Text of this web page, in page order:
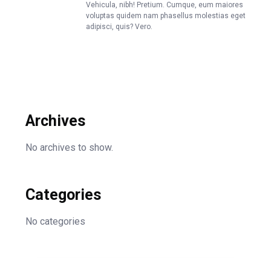
Vehicula, nibh! Pretium. Cumque, eum maiores
voluptas quidem nam phasellus molestias eget
adipisci, quis? Vero.
Archives
No archives to show.
Categories
No categories